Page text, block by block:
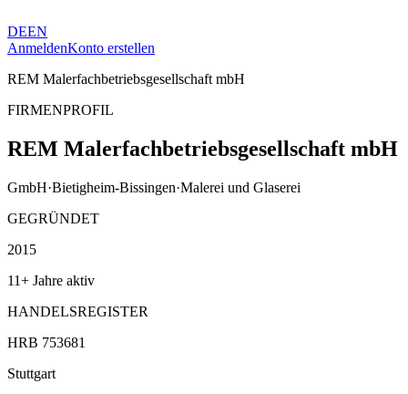
DEEN
AnmeldenKonto erstellen
REM Malerfachbetriebsgesellschaft mbH
FIRMENPROFIL
REM Malerfachbetriebsgesellschaft mbH
GmbH·Bietigheim-Bissingen·Malerei und Glaserei
GEGRÜNDET
2015
11+ Jahre aktiv
HANDELSREGISTER
HRB 753681
Stuttgart